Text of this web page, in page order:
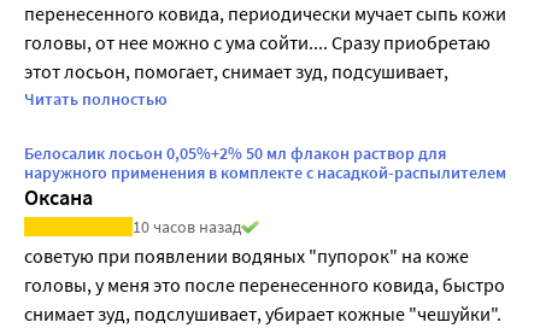
перенесенного ковида, периодически мучает сыпь кожи
головы, от нее можно с ума сойти.... Сразу приобретаю
этот лосьон, помогает, снимает зуд, подсушивает,
первый спаситель при таких случаях
Читать полностью
Белосалик лосьон 0,05%+2% 50 мл флакон раствор для
наружного применения в комплекте с насадкой-распылителем
Оксана
10 часов назад
советую при появлении водяных "пупорок" на коже
головы, у меня это после перенесенного ковида, быстро
снимает зуд, подслушивает, убирает кожные "чешуйки".